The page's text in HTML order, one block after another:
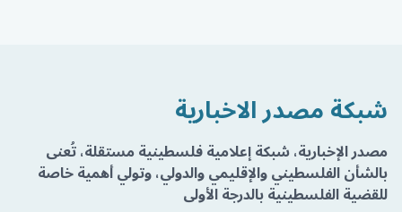
شبكة مصدر الاخبارية
مصدر الإخبارية، شبكة إعلامية فلسطينية مستقلة، تُعنى
بالشأن الفلسطيني والإقليمي والدولي، وتولي أهمية خاصة
للقضية الفلسطينية بالدرجة الأولى